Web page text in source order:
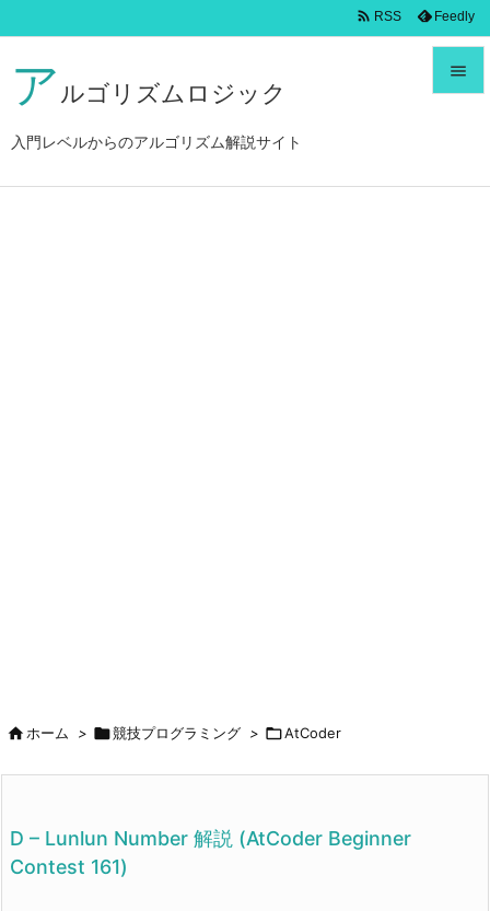
ア ルゴリズムロジック
入門レベルからのアルゴリズム解説サイト

サイド
 RSS Feedly
 ホーム > 競技プログラミング > AtCoder
D – Lunlun Number 解説 (AtCoder Beginner
Contest 161)